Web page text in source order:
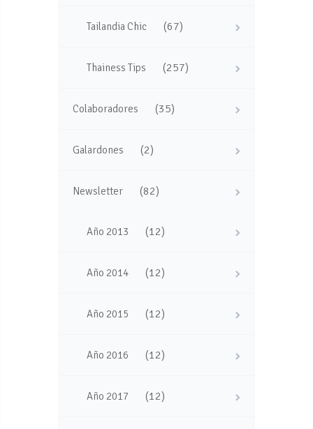
Tailandia Chic (67)
Thainess Tips (257)
Colaboradores (35)
Galardones (2)
Newsletter (82)
Año 2013 (12)
Año 2014 (12)
Año 2015 (12)
Año 2016 (12)
Año 2017 (12)